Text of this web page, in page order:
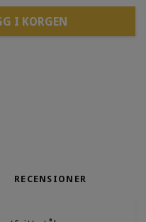
I KORGEN
RECENSIONER